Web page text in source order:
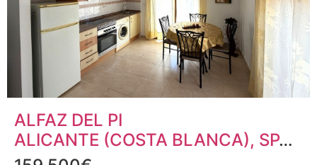
ALFAZ DEL PI
ALICANTE (COSTA BLANCA), SPANJE